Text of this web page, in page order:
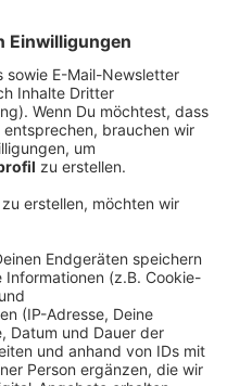
Arms - "Wasted
sie 2017
hatten, wurde die
Arms' Vorliebe
und kribbelnde
Home" hat über 350
präsentierte eine
versprüht die
die Welshly Arms-
ziehen lassen.